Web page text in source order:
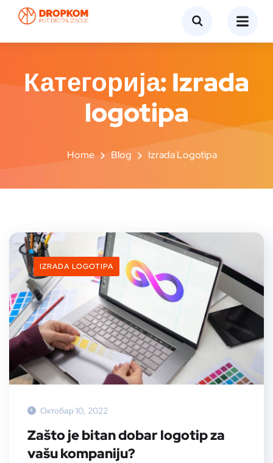
Категорија:Izrada
logotipa
Home Blog Izrada Logotipa
IZRADA LOGOTIPA
Октобар 10, 2022
Zašto je bitan dobar logotip za
vašu kompaniju?